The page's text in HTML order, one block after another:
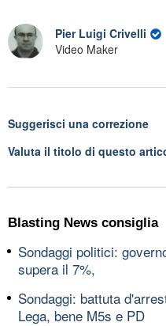
Pier Luigi Crivelli
Video Maker
Suggerisci una correzione
Valuta il titolo di questo
Blasting News consiglia
Sondaggi politici:
supera il 7%,
Sondaggi: battuta
Lega, bene M5s e PD